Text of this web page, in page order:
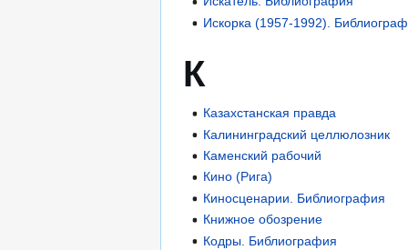
Искорка (1957-1992).
К
Казахстанская правда
Калининградский целлюлозник
Каменский рабочий
Кино (Рига)
Киносценарии. Библиография
Книжное обозрение
Кодры. Библиография